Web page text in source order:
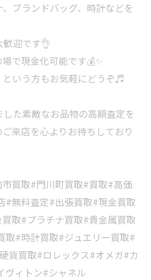
ブランドバッグ、時計などを
歓迎です👌
で現金化可能です💰✨
という方もお気軽にどうぞ♬
た素敵なお品物の高額査定を
来店を心よりお待ちしており
買取#門川町買取#買取#高価
#無料査定#出張買取#現金買取
取#プラチナ買取#貴金属買取
取#時計買取#ジュエリー買取#
貨買取#ロレックス#オメガ#カ
ヴィトン#シャネル